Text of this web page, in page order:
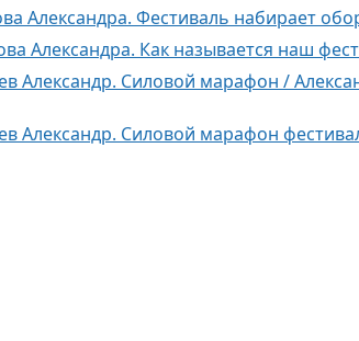
Александра. Фестиваль набирает
Александра. Как называется наш
Александр. Силовой марафон /
Александр. Силовой марафон